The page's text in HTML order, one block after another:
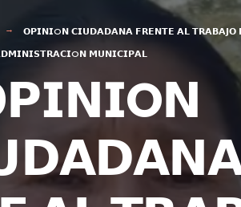
𝗢𝗣𝗜𝗡𝗜O𝗡 𝗖𝗜𝗨𝗗𝗔𝗗𝗔𝗡𝗔 𝗙𝗥𝗘𝗡𝗧𝗘 𝗔𝗟 𝗧𝗥𝗔𝗕𝗔𝗝𝗢
𝗠𝗨𝗡𝗜𝗖𝗜𝗣𝗔𝗟